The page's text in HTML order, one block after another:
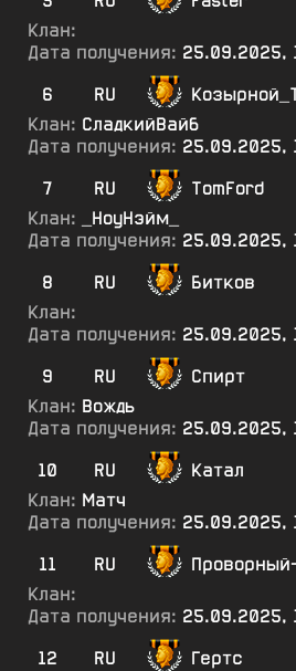
Клан:
Дата получения: 25.09.2025,
6
RU
Клан: СладкийВайб
Дата получения: 25.09.2025,
7
RU
TomFord
Клан:
_НоуНэйм_
Дата получения: 25.09.2025,
8
RU
Битков
Клан:
Дата получения: 25.09.2025,
9
RU
Спирт
Клан: Вождь
Дата получения: 25.09.2025,
10
RU
Катал
Клан: Матч
Дата получения: 25.09.2025,
11
RU
Клан:
Дата получения: 25.09.2025,
12
RU
Гертс